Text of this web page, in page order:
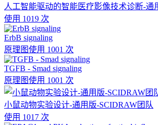
人工智能驱动的智能医疗影像技术诊断-通
使用 1019 次
ErbB signaling
原理图使用 1001 次
TGFB - Smad signaling
原理图使用 1001 次
小鼠动物实验设计-通用版-SCIDRAW团队
使用 1017 次